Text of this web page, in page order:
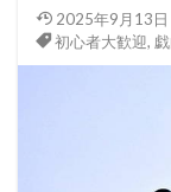
2025年9月13日
初心者大歓迎,